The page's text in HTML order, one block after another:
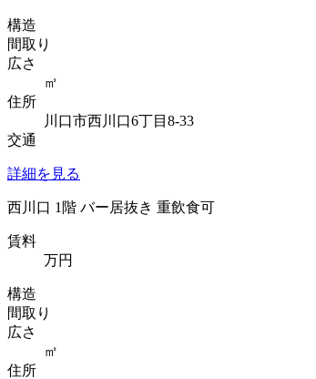
構造
間取り
広さ
㎡
住所
川口市西川口6丁目8-33
交通
詳細を見る
西川口 1階 バー居抜き 重飲食可
賃料
万円
構造
間取り
広さ
㎡
住所